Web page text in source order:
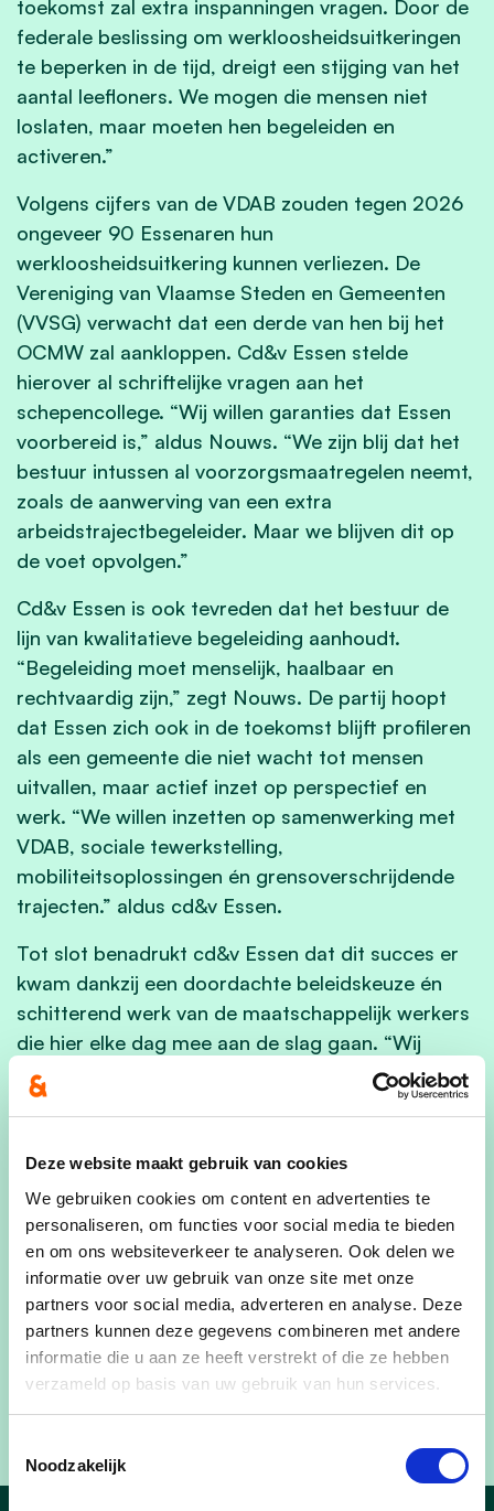
Deze website maakt gebruik van cookies
We gebruiken cookies om content en advertenties te
personaliseren, om functies voor social media te bieden
en om ons websiteverkeer te analyseren. Ook delen we
informatie over uw gebruik van onze site met onze
partners voor social media, adverteren en analyse. Deze
partners kunnen deze gegevens combineren met andere
informatie die u aan ze heeft verstrekt of die ze hebben
verzameld op basis van uw gebruik van hun services.
Noodzakelijk
toekomst zal extra inspanningen vragen. Door de
federale beslissing om werkloosheidsuitkeringen
te beperken in de tijd, dreigt een stijging van het
aantal leefloners. We mogen die mensen niet
loslaten, maar moeten hen begeleiden en
activeren.”
Volgens cijfers van de VDAB zouden tegen 2026
ongeveer 90 Essenaren hun
werkloosheidsuitkering kunnen verliezen. De
Vereniging van Vlaamse Steden en Gemeenten
(VVSG) verwacht dat een derde van hen bij het
OCMW zal aankloppen. Cd&v Essen stelde
hierover al schriftelijke vragen aan het
schepencollege. “Wij willen garanties dat Essen
voorbereid is,” aldus Nouws. “We zijn blij dat het
bestuur intussen al voorzorgsmaatregelen neemt,
zoals de aanwerving van een extra
arbeidstrajectbegeleider. Maar we blijven dit op
de voet opvolgen.”
Cd&v Essen is ook tevreden dat het bestuur de
lijn van kwalitatieve begeleiding aanhoudt.
“Begeleiding moet menselijk, haalbaar en
rechtvaardig zijn,” zegt Nouws. De partij hoopt
dat Essen zich ook in de toekomst blijft profileren
als een gemeente die niet wacht tot mensen
uitvallen, maar actief inzet op perspectief en
werk. “We willen inzetten op samenwerking met
VDAB, sociale tewerkstelling,
mobiliteitsoplossingen én grensoverschrijdende
trajecten.” aldus cd&v Essen.
Tot slot benadrukt cd&v Essen dat dit succes er
kwam dankzij een doordachte beleidskeuze én
schitterend werk van de maatschappelijk werkers
die hier elke dag mee aan de slag gaan. “Wij
hebben destijds gekozen om mensen in te zetten
specifiek op activering. Dat is vandaag nog altijd
“We zijn trots dat we dit mee mogelijk gemaakt
hebben. En we willen ook in de toekomst blijven
bouwen aan een sociaal en rechtvaardig Essen –
waar iedereen telt, en waar wie wil werken, ook
echt kansen krijgt.”
Archieffoto: Toenmalig schepen Dirk Konings en
toenmalig BCSD-voorzitter Brigitte Van Aert bij
de bekendmaking van het dossier voor het lokaal
activeringspact.